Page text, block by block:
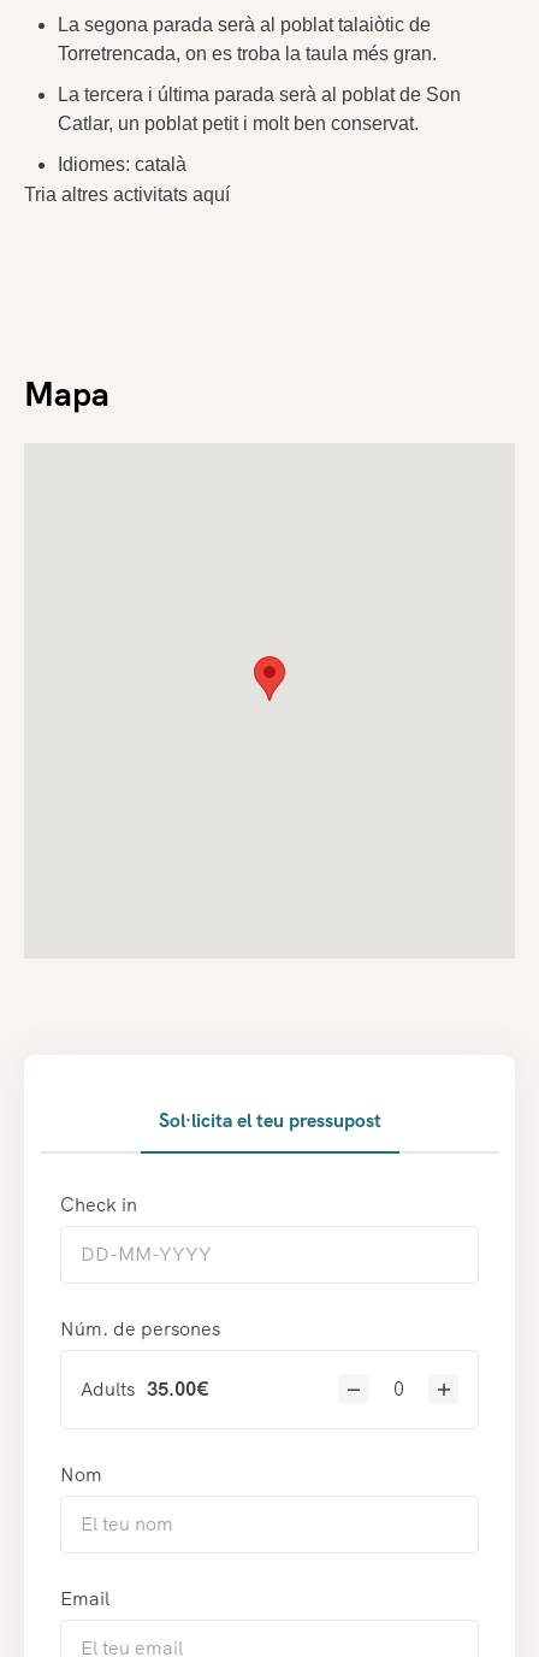
La segona parada serà al poblat talaiòtic de
Torretrencada, on es troba la taula més gran.
La tercera i última parada serà al poblat de Son
Catlar, un poblat petit i molt ben conservat.
Idiomes: català
Tria altres activitats aquí
Mapa
Sol·licita el teu pressupost
Check in
Núm. de persones
Adults 35.00€
Nom
Email